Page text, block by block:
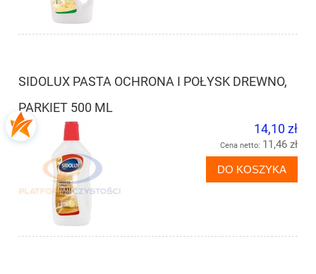
SIDOLUX PASTA OCHRONA I POŁYSK DREWNO,
PARKIET 500 ML
14,10 zł
Cena netto: 11,46 zł
DO KOSZYKA